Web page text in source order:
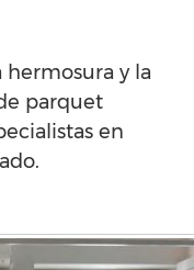
y la
parquet
en